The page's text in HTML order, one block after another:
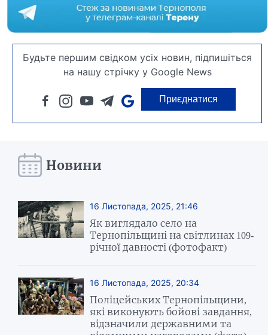
Будьте першим свідком усіх новин, підпишіться
на нашу стрічку у Google News
Приєднатися
Новини
16 Листопада, 2025, 21:46
Як виглядало село на
Тернопільщині на світлинах 109-
річної давності (фотофакт)
16 Листопада, 2025, 20:34
Поліцейських Тернопільщини,
які виконують бойові завдання,
відзначили державними та